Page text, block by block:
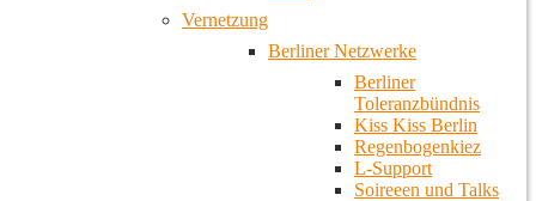
Vernetzung
Berliner Netzwerke
Berliner
Toleranzbündnis
Kiss Kiss Berlin
Regenbogenkiez
L-Support
Soireeen und Talks